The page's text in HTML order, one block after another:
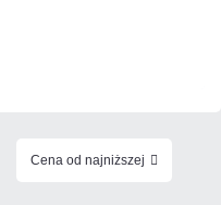
Cena od najniższej